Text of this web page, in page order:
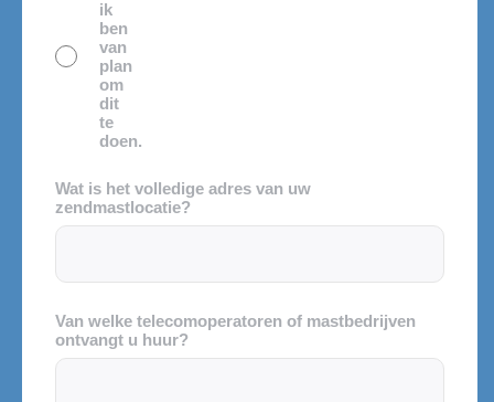
ik
ben
van
plan
om
dit
te
doen.
Wat is het volledige adres van uw
zendmastlocatie?
Van welke telecomoperatoren of mastbedrijven
ontvangt u huur?